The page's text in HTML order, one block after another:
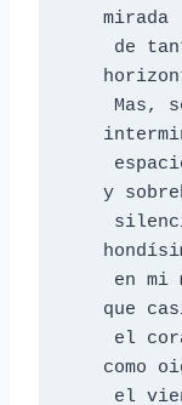
mirada
y
que
como